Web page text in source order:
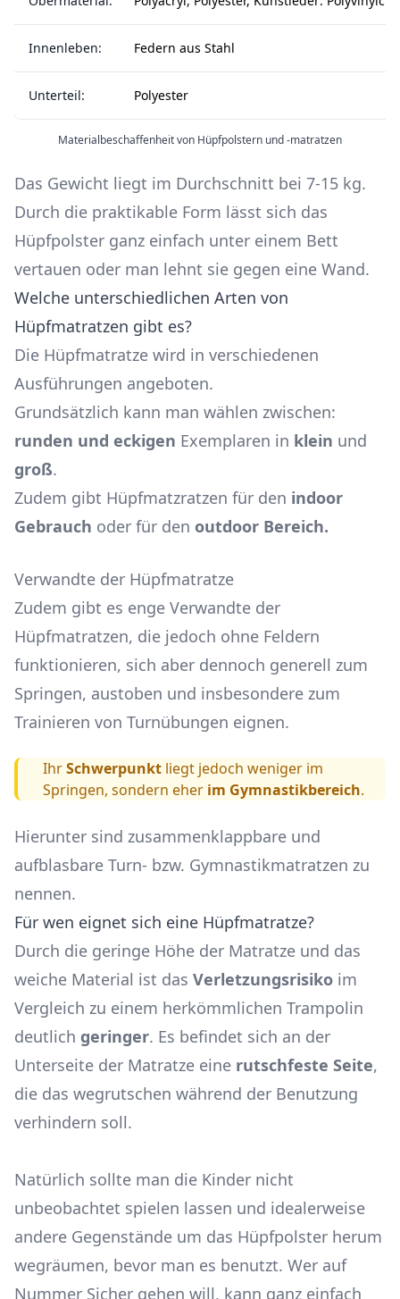
Innenleben: Federn aus Stahl
Unterteil: Polyester
Materialbeschaffenheit von Hüpfpolstern und -matratzen
Das Gewicht liegt im Durchschnitt bei 7-15 kg.
Durch die praktikable Form lässt sich das
Hüpfpolster ganz einfach unter einem Bett
vertauen oder man lehnt sie gegen eine Wand.
Welche unterschiedlichen Arten von
Hüpfmatratzen gibt es?
Die Hüpfmatratze wird in verschiedenen
Ausführungen angeboten.
Grundsätzlich kann man wählen zwischen:
runden und eckigen Exemplaren in klein und
groß.
Zudem gibt Hüpfmatzratzen für den indoor
Gebrauch oder für den outdoor Bereich.
Verwandte der Hüpfmatratze
Zudem gibt es enge Verwandte der
Hüpfmatratzen, die jedoch ohne Feldern
funktionieren, sich aber dennoch generell zum
Springen, austoben und insbesondere zum
Trainieren von Turnübungen eignen.
IhrSchwerpunkt liegt jedoch weniger im
Springen, sondern eher im Gymnastikbereich.
Hierunter sind zusammenklappbare und
aufblasbare Turn- bzw. Gymnastikmatratzen zu
nennen.
Für wen eignet sich eine Hüpfmatratze?
Durch die geringe Höhe der Matratze und das
weiche Material ist das Verletzungsrisiko im
Vergleich zu einem herkömmlichen Trampolin
deutlich geringer. Es befindet sich an der
Unterseite der Matratze eine rutschfeste Seite,
die das wegrutschen während der Benutzung
verhindern soll.
Natürlich sollte man die Kinder nicht
unbeobachtet spielen lassen und idealerweise
andere Gegenstände um das Hüpfpolster herum
wegräumen, bevor man es benutzt. Wer auf
Nummer Sicher gehen will, kann ganz einfach